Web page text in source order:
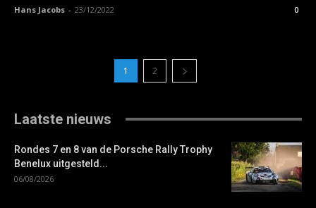
Hans Jacobs - 23/12/2022 0
1 2
Laatste nieuws
Rondes 7 en 8 van de Porsche Rally Trophy
Benelux uitgesteld...
06/08/2026